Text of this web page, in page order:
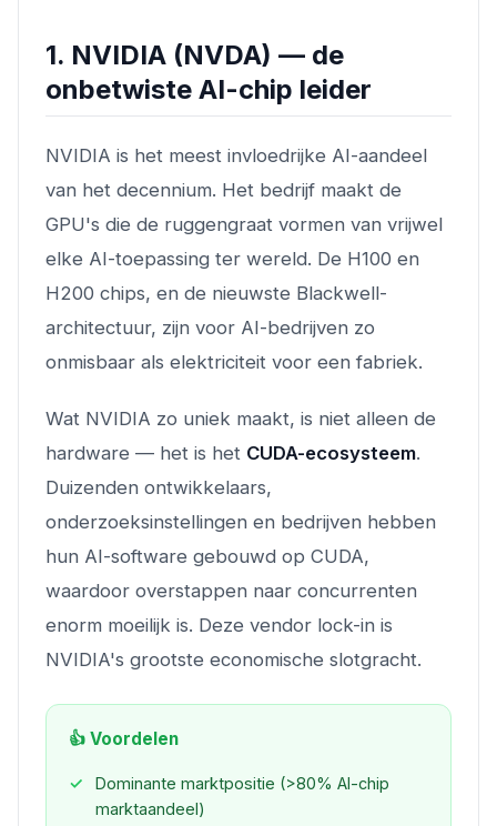
1. NVIDIA (NVDA) — de
onbetwiste AI-chip leider
NVIDIA is het meest invloedrijke AI-aandeel
van het decennium. Het bedrijf maakt de
GPU's die de ruggengraat vormen van vrijwel
elke AI-toepassing ter wereld. De H100 en
H200 chips, en de nieuwste Blackwell-
architectuur, zijn voor AI-bedrijven zo
onmisbaar als elektriciteit voor een fabriek.
Wat NVIDIA zo uniek maakt, is niet alleen de
hardware — het is het CUDA-ecosysteem.
Duizenden ontwikkelaars,
onderzoeksinstellingen en bedrijven hebben
hun AI-software gebouwd op CUDA,
waardoor overstappen naar concurrenten
enorm moeilijk is. Deze vendor lock-in is
NVIDIA's grootste economische slotgracht.
👍 Voordelen
Dominante marktpositie (>80% AI-chip
marktaandeel)